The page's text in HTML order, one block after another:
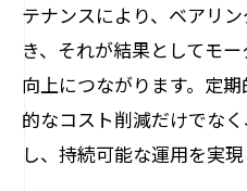
テナンスにより、ベアリ
き、それが結果としてモ
向上につながります。定
的なコスト削減だけでな
し、持続可能な運用を実現